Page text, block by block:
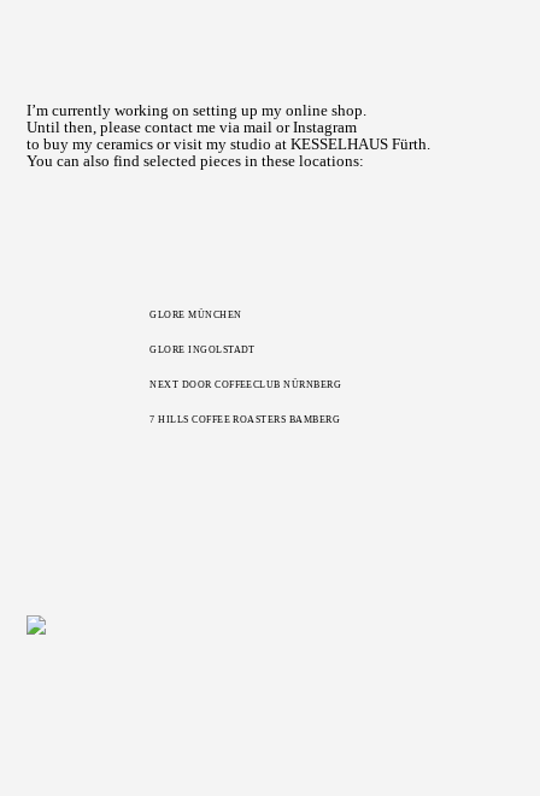
I’m currently working on setting up my online shop.
Until then, please contact me via mail or Instagram
to buy my ceramics or visit my studio at KESSELHAUS Fürth.
You can also find selected pieces in these locations:
GLORE MÜNCHEN
GLORE INGOLSTADT
NEXT DOOR COFFEECLUB NÜRNBERG
7 HILLS COFFEE ROASTERS BAMBERG